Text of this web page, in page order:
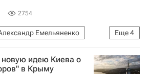
2754
Еще4
Емельяненко
Михаил Пастернак
Магомед Исмаилов
новую идею Киева о
в Крыму